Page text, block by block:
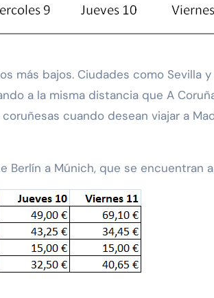
más bajos. Ciudades como Sevilla
a la misma distancia que A
cuando desean viajar a
Berlín a Múnich, que se encuentran